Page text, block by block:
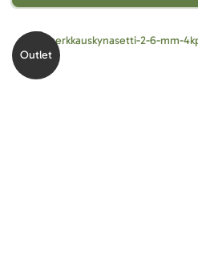
Outlet